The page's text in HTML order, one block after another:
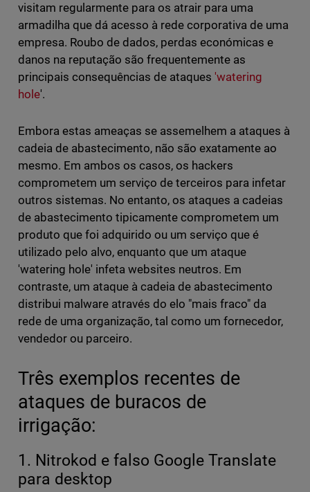
visitam regularmente para os atrair para uma
armadilha que dá acesso à rede corporativa de uma
empresa. Roubo de dados, perdas económicas e
danos na reputação são frequentemente as
principais consequências de ataques 'watering
hole'.
Embora estas ameaças se assemelhem a ataques à
cadeia de abastecimento, não são exatamente ao
mesmo. Em ambos os casos, os hackers
comprometem um serviço de terceiros para infetar
outros sistemas. No entanto, os ataques a cadeias
de abastecimento tipicamente comprometem um
produto que foi adquirido ou um serviço que é
utilizado pelo alvo, enquanto que um ataque
'watering hole' infeta websites neutros. Em
contraste, um ataque à cadeia de abastecimento
distribui malware através do elo "mais fraco" da
rede de uma organização, tal como um fornecedor,
vendedor ou parceiro.
Três exemplos recentes de
ataques de buracos de
irrigação:
1. Nitrokod e falso Google Translate
para desktop